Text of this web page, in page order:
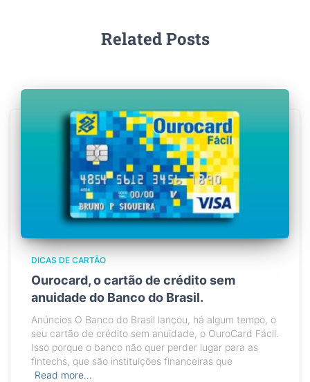
Related Posts
DICAS DE CARTÃO
Ourocard, o cartão de crédito sem
anuidade do Banco do Brasil.
Anúncios O Banco do Brasil lançou, há algum tempo, o
seu cartão de crédito sem anuidade, o OuroCard Fácil.
Isso porque o banco não quer perder lugar para as
fintechs, que são instituições financeiras que
Read more…